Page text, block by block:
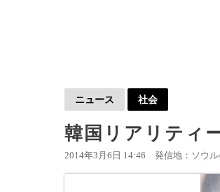
ニュース 社会
韓国リアリティ
2014年3月6日 14:46 発信地：ソウ